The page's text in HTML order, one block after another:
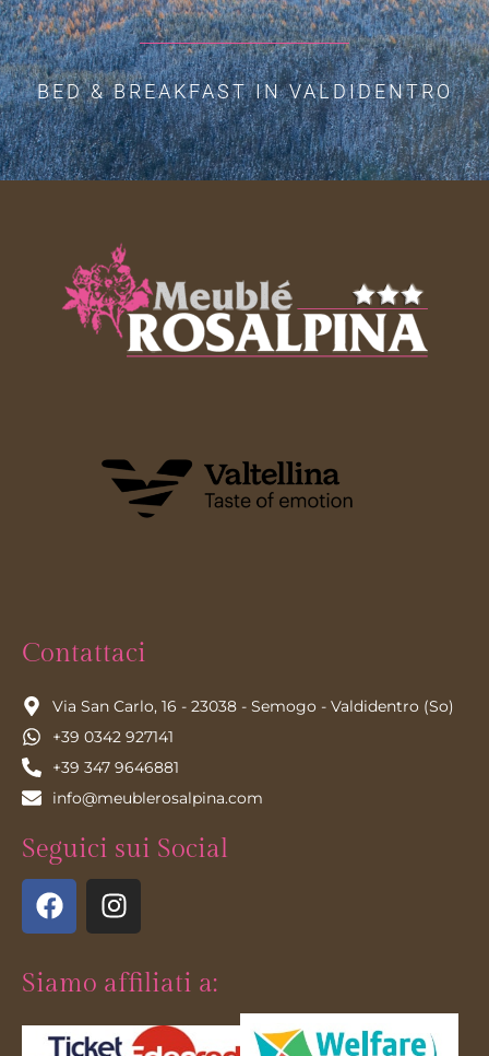
BED & BREAKFAST IN VALDIDENTRO
Contattaci
Via San Carlo, 16 - 23038 - Semogo - Valdidentro (So)
+39 0342 927141
+39 347 9646881
info@meublerosalpina.com
Seguici sui Social
Siamo affiliati a: